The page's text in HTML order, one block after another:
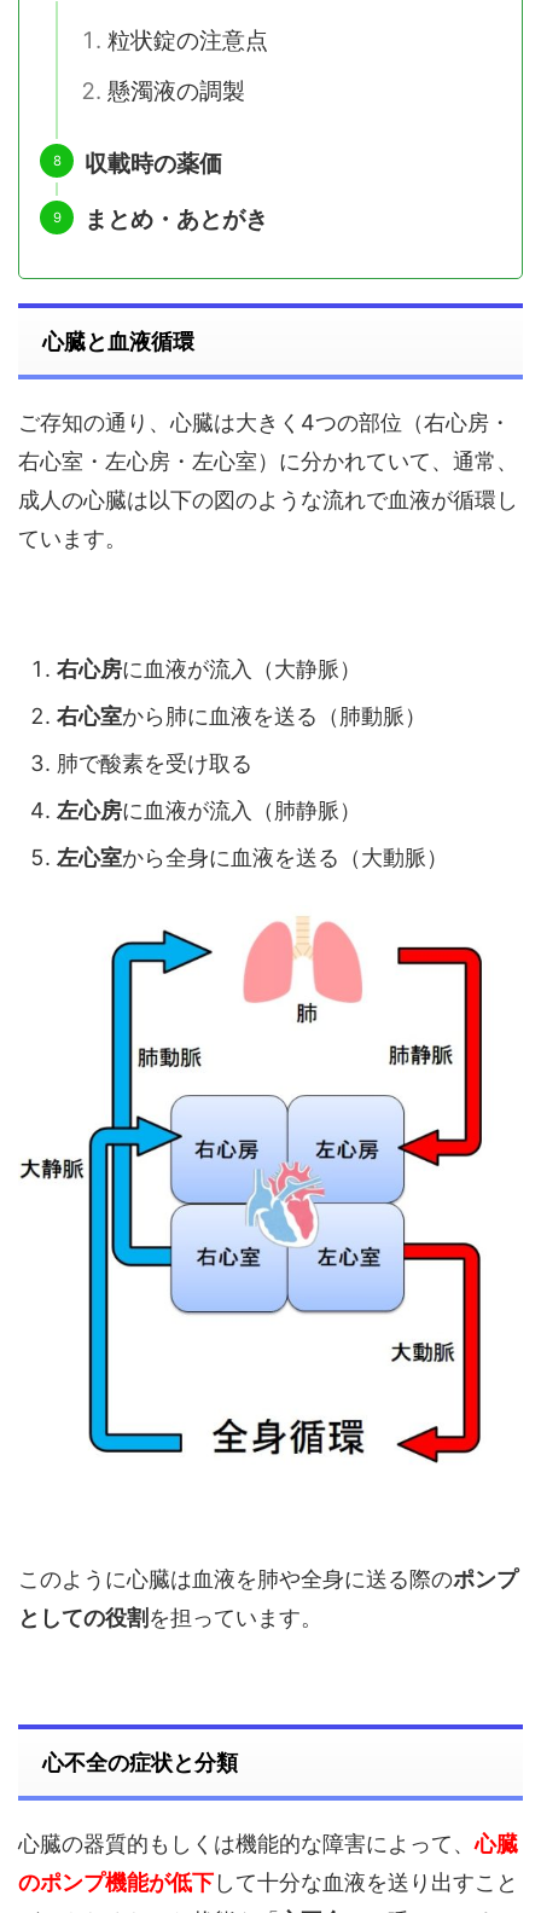
粒状錠の注意点
懸濁液の調製
収載時の薬価
まとめ・あとがき
心臓と血液循環
ご存知の通り、心臓は大きく4つの部位（右心房・
右心室・左心房・左心室）に分かれていて、通常、
成人の心臓は以下の図のような流れで血液が循環し
ています。
右心房に血液が流入（大静脈）
右心室から肺に血液を送る（肺動脈）
肺で酸素を受け取る
左心房に血液が流入（肺静脈）
左心室から全身に血液を送る（大動脈）
このように心臓は血液を肺や全身に送る際のポンプ
としての役割 を担っています。
心不全の症状と分類
心臓の器質的もしくは機能的な障害によって、心臓
のポンプ機能が低下して十分な血液を送り出すこと